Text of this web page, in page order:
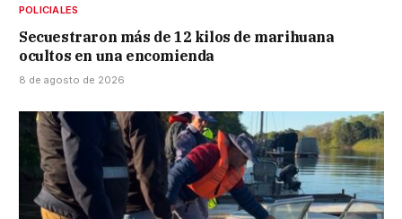
POLICIALES
Secuestraron más de 12 kilos de marihuana
ocultos en una encomienda
8 de agosto de 2026